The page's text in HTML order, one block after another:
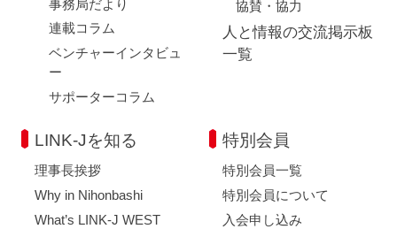
事務局だより
連載コラム
ベンチャーインタビュ
ー
サポーターコラム
協賛・協力
人と情報の交流掲示板
一覧
LINK-Jを知る
理事長挨拶
Why in Nihonbashi
What’s LINK-J WEST
特別会員
特別会員一覧
特別会員について
入会申し込み